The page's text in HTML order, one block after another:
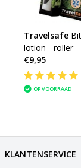
Travelsafe
lotion - roller -
after bite
€9,95
OP VOORRAAD
KLANTENSERVICE